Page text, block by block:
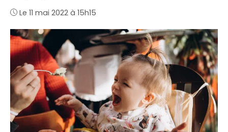
Le 11 mai 2022 à 15h15